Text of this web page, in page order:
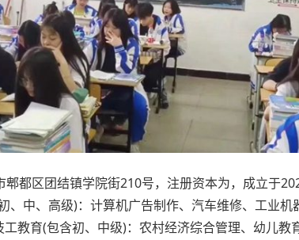
都区团结镇学院街210号，注册资本为，成立于
、中、高级)：计算机广告制作、汽车维修、工业
教育(包含初、中级)：农村经济综合管理、幼儿教